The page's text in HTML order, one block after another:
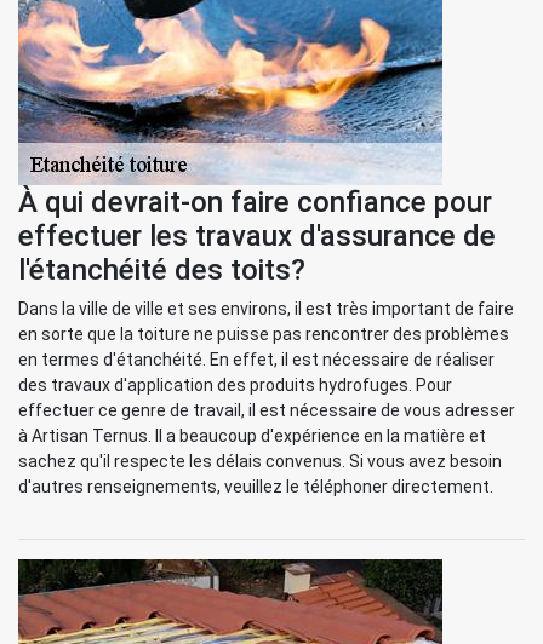
À qui devrait-on faire confiance pour
effectuer les travaux d'assurance de
l'étanchéité des toits?
Dans la ville de ville et ses environs, il est très important de faire
en sorte que la toiture ne puisse pas rencontrer des problèmes
en termes d'étanchéité. En effet, il est nécessaire de réaliser
des travaux d'application des produits hydrofuges. Pour
effectuer ce genre de travail, il est nécessaire de vous adresser
à Artisan Ternus. Il a beaucoup d'expérience en la matière et
sachez qu'il respecte les délais convenus. Si vous avez besoin
d'autres renseignements, veuillez le téléphoner directement.